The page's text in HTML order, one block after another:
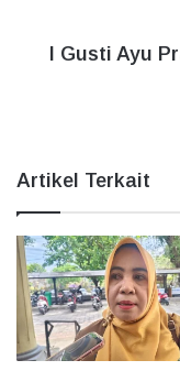
I Gusti Ayu
Artikel Terkait